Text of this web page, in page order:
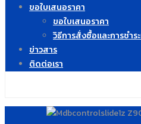
ขอใบเสนอราคา
ขอใบเสนอราคา
วิธีการสั่งซื้อและการชำระ
ข่าวสาร
ติดต่อเรา